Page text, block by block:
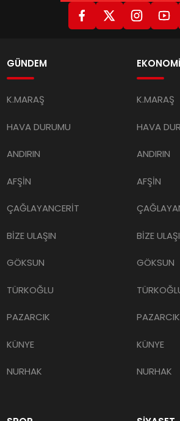
GÜNDEM
K.MARAŞ
HAVA DURUMU
ANDIRIN
AFŞİN
ÇAĞLAYANCERİT
BİZE ULAŞIN
GÖKSUN
TÜRKOĞLU
PAZARCIK
KÜNYE
NURHAK
EKONOMİ
K.MARAŞ
HAVA
ANDIRIN
AFŞİN
BİZE
GÖKSUN
PAZARCIK
KÜNYE
NURHAK